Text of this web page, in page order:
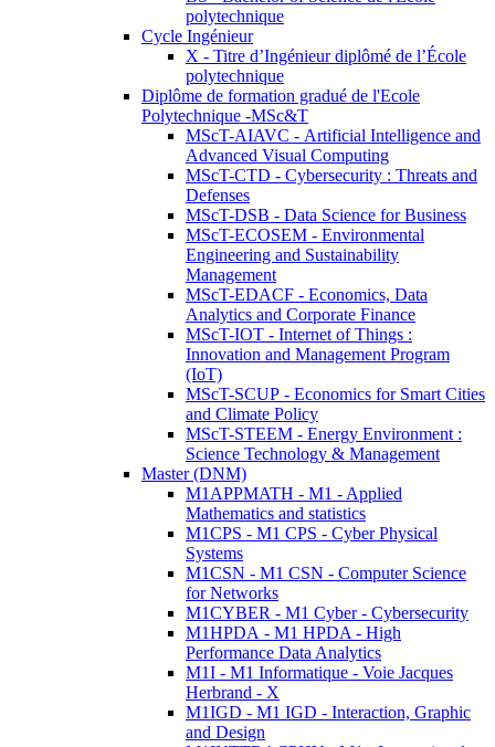
polytechnique
Cycle Ingénieur
X - Titre d’Ingénieur diplômé de l’École
polytechnique
Diplôme de formation gradué de l'Ecole
Polytechnique -MSc&T
MScT-AIAVC - Artificial Intelligence and
Advanced Visual Computing
MScT-CTD - Cybersecurity : Threats and
Defenses
MScT-DSB - Data Science for Business
MScT-ECOSEM - Environmental
Engineering and Sustainability
Management
MScT-EDACF - Economics, Data
Analytics and Corporate Finance
MScT-IOT - Internet of Things :
Innovation and Management Program
(IoT)
MScT-SCUP - Economics for Smart Cities
and Climate Policy
MScT-STEEM - Energy Environment :
Science Technology & Management
Master (DNM)
M1APPMATH - M1 - Applied
Mathematics and statistics
M1CPS - M1 CPS - Cyber Physical
Systems
M1CSN - M1 CSN - Computer Science
for Networks
M1CYBER - M1 Cyber - Cybersecurity
M1HPDA - M1 HPDA - High
Performance Data Analytics
M1I - M1 Informatique - Voie Jacques
Herbrand - X
M1IGD - M1 IGD - Interaction, Graphic
and Design